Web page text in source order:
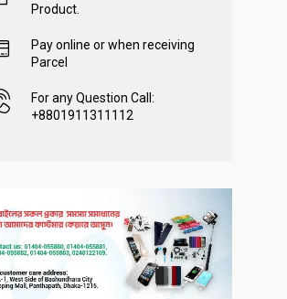
Product.
Pay online or when receiving
Parcel
For any Question Call:
+8801911311112